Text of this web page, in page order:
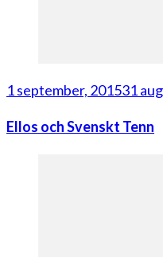
1 september, 201531
Ellos och Svenskt Tenn